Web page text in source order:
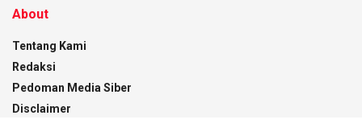
About
Tentang Kami
Redaksi
Pedoman Media Siber
Disclaimer